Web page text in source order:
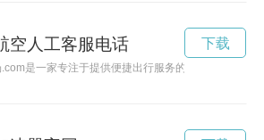
空人工客服电话
是一家专注于提供便捷出行服务的在线平台，为
下载